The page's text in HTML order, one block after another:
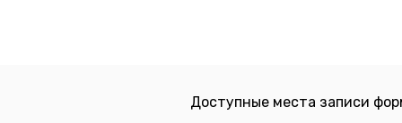
Доступные места записи